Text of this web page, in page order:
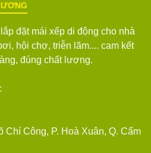
đặt mái xếp di động cho nhà
hội chợ, triễn lãm.... cam kết
đúng chất lượng.
Chí Công, P. Hoà Xuân, Q. Cẩm